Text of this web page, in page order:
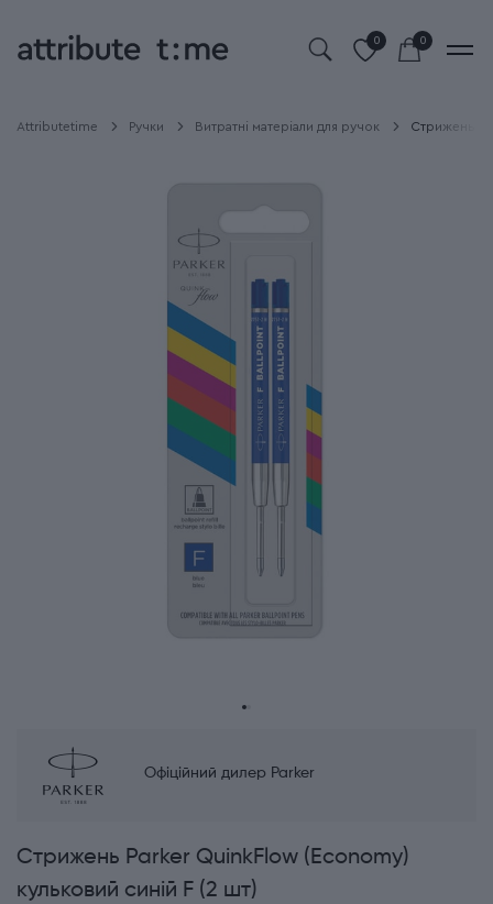
0 0
Attributetime Ручки Витратні матеріали для ручок Стрижень
Офіційний дилер Parker
Стрижень Parker QuinkFlow (Economy)
кульковий синій F (2 шт)